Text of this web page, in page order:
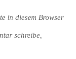
in diesem Browser
schreibe,